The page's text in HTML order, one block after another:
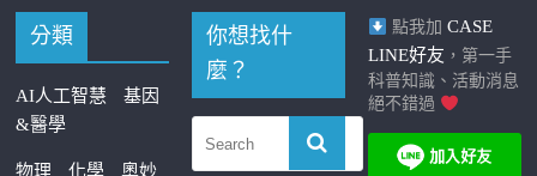
分類
AI人工智慧
基因
&醫學
物理 化學
奧妙
你想找什
麼？
點我加 CASE
LINE好友 ，第一手
科普知識、活動消息
絕不錯過